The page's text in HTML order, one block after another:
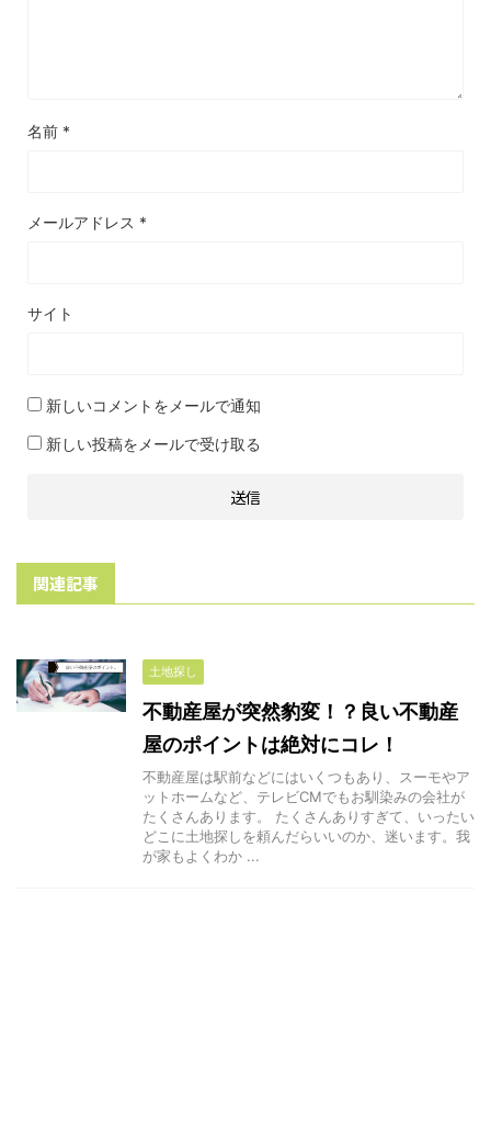
名前 *
メールアドレス *
サイト
新しいコメントをメールで通知
新しい投稿をメールで受け取る
関連記事
土地探し
不動産屋が突然豹変！？良い不動産
屋のポイントは絶対にコレ！
不動産屋は駅前などにはいくつもあり、スーモやア
ットホームなど、テレビCMでもお馴染みの会社が
たくさんあります。 たくさんありすぎて、いったい
どこに土地探しを頼んだらいいのか、迷います。我
が家もよくわか ...